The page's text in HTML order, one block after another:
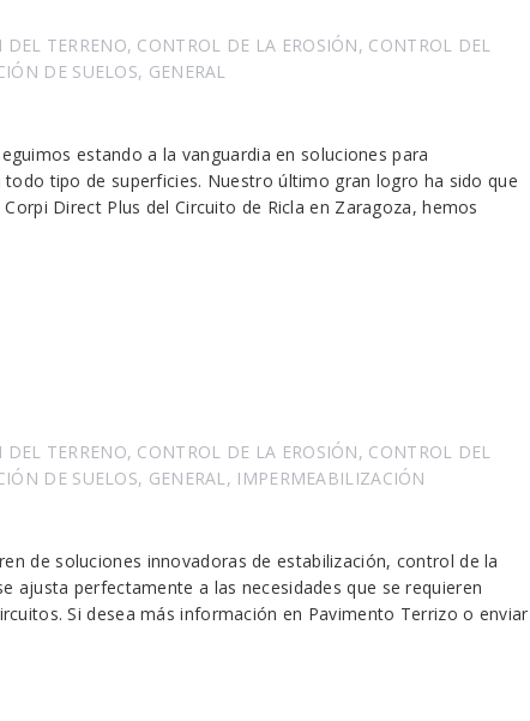
TERRENO, CONTROL DE LA EROSIÓN, CONTROL DEL
DE SUELOS, GENERAL
estando a la vanguardia en soluciones para
tipo de superficies. Nuestro último gran logro ha sido que
Direct Plus del Circuito de Ricla en Zaragoza, hemos
TERRENO, CONTROL DE LA EROSIÓN, CONTROL DEL
DE SUELOS, GENERAL, IMPERMEABILIZACIÓN
de soluciones innovadoras de estabilización, control de la
ajusta perfectamente a las necesidades que se requieren
Si desea más información en Pavimento Terrizo o enviar